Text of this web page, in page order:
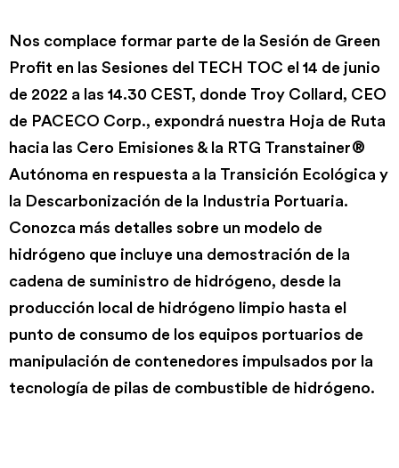
Nos complace formar parte de la Sesión de Green
Profit en las Sesiones del TECH TOC el 14 de junio
de 2022 a las 14.30 CEST, donde Troy Collard, CEO
de PACECO Corp., expondrá nuestra Hoja de Ruta
hacia las Cero Emisiones & la RTG Transtainer®
Autónoma en respuesta a la Transición Ecológica y
la Descarbonización de la Industria Portuaria.
Conozca más detalles sobre un modelo de
hidrógeno que incluye una demostración de la
cadena de suministro de hidrógeno, desde la
producción local de hidrógeno limpio hasta el
punto de consumo de los equipos portuarios de
manipulación de contenedores impulsados por la
tecnología de pilas de combustible de hidrógeno.